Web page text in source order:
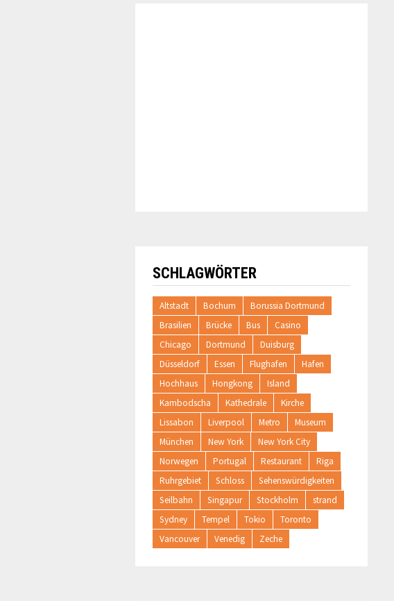
SCHLAGWÖRTER
Altstadt Bochum
Borussia Dortmund
Brasilien
Brücke Bus
Casino
Chicago
Dortmund
Duisburg
Düsseldorf
Essen Flughafen
Hafen
Hochhaus
Hongkong
Island
Kambodscha
Kathedrale
Kirche
Lissabon
Liverpool Metro
Museum
München
New York
New York City
Norwegen
Portugal Restaurant
Riga
Ruhrgebiet
Schloss
Sehenswürdigkeiten
Seilbahn
Singapur Stockholm
strand
Sydney
Tempel Tokio
Toronto
Vancouver
Venedig Zeche